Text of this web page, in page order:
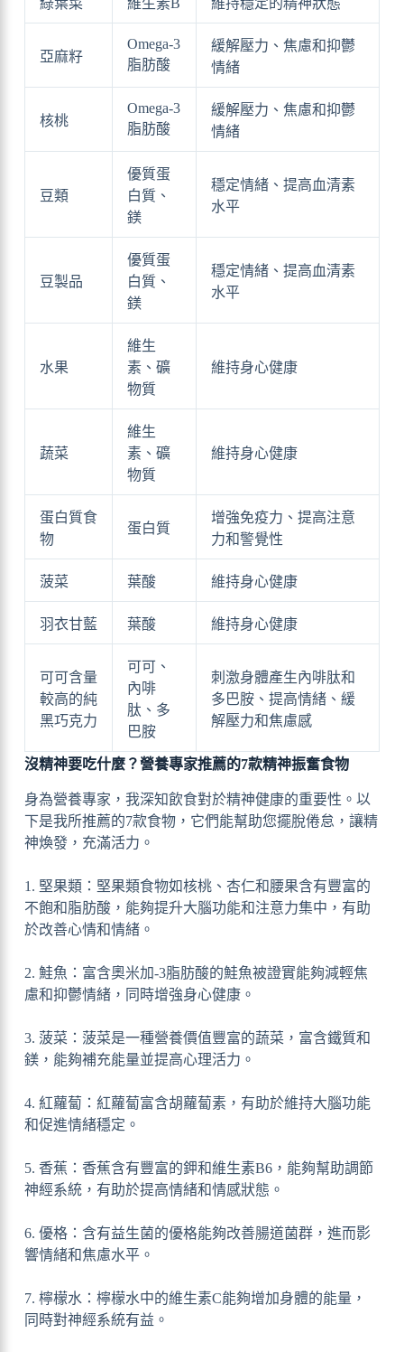
綠葉菜 維生素B 維持穩定的精神狀態
亞麻籽
Omega-3
脂肪酸
緩解壓力、焦慮和抑鬱
情緒
核桃
Omega-3
脂肪酸
緩解壓力、焦慮和抑鬱
情緒
豆類
優質蛋
白質、
鎂
穩定情緒、提高血清素
水平
豆製品
優質蛋
白質、
鎂
穩定情緒、提高血清素
水平
水果
維生
素、礦
物質
維持身心健康
蔬菜
維生
素、礦
物質
維持身心健康
蛋白質食
物
蛋白質
增強免疫力、提高注意
力和警覺性
菠菜 葉酸 維持身心健康
羽衣甘藍 葉酸 維持身心健康
可可含量
較高的純
黑巧克力
可可、
內啡
肽、多
巴胺
刺激身體產生內啡肽和
多巴胺、提高情緒、緩
解壓力和焦慮感
沒精神要吃什麼？營養專家推薦的7款精神振奮食物
身為營養專家，我深知飲食對於精神健康的重要性。以
下是我所推薦的7款食物，它們能幫助您擺脫倦怠，讓精
神煥發，充滿活力。
1. 堅果類：堅果類食物如核桃、杏仁和腰果含有豐富的
不飽和脂肪酸，能夠提升大腦功能和注意力集中，有助
於改善心情和情緒。
2. 鮭魚：富含奧米加-3脂肪酸的鮭魚被證實能夠減輕焦
慮和抑鬱情緒，同時增強身心健康。
3. 菠菜：菠菜是一種營養價值豐富的蔬菜，富含鐵質和
鎂，能夠補充能量並提高心理活力。
4. 紅蘿蔔：紅蘿蔔富含胡蘿蔔素，有助於維持大腦功能
和促進情緒穩定。
5. 香蕉：香蕉含有豐富的鉀和維生素B6，能夠幫助調節
神經系統，有助於提高情緒和情感狀態。
6. 優格：含有益生菌的優格能夠改善腸道菌群，進而影
響情緒和焦慮水平。
7. 檸檬水：檸檬水中的維生素C能夠增加身體的能量，
同時對神經系統有益。